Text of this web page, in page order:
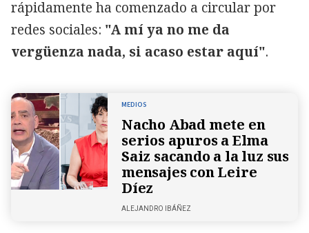
rápidamente ha comenzado a circular por
redes sociales: "A mí ya no me da
vergüenza nada, si acaso estar aquí".
MEDIOS
Nacho Abad mete en
serios apuros a Elma
Saiz sacando a la luz sus
mensajes con Leire
Díez
ALEJANDRO IBÁÑEZ